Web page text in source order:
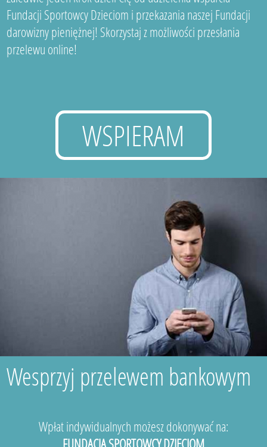
Fundacji Sportowcy Dzieciom i przekazania naszej Fundacji
darowizny pieniężnej! Skorzystaj z możliwości przesłania
przelewu online!
WSPIERAM
Wesprzyj przelewem bankowym
Wpłat indywidualnych możesz dokonywać na: